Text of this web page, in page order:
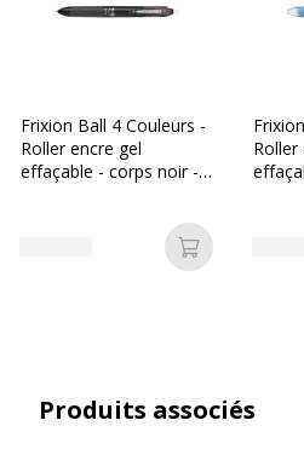
Largeur de la ligne
Largeur maximum de la ligne
(mm)
Frixion Ball 4 Couleurs -
Roller encre gel
effaçable - corps noir -
Ajouter au
Roller
Produits associés